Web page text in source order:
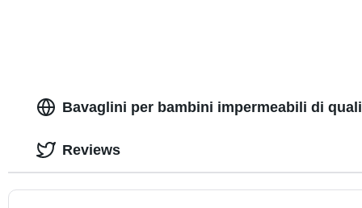
Bavaglini per bambini impermeabili di
Reviews